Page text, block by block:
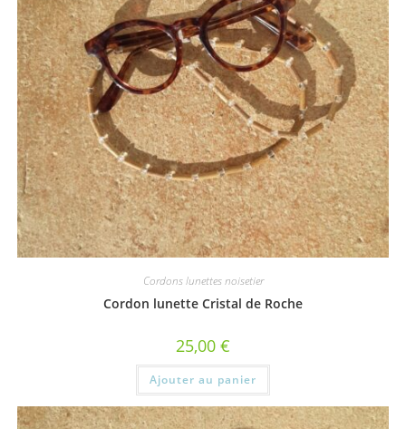
Cordons lunettes noisetier
Cordon lunette Cristal de Roche
25,00 €
Ajouter au panier